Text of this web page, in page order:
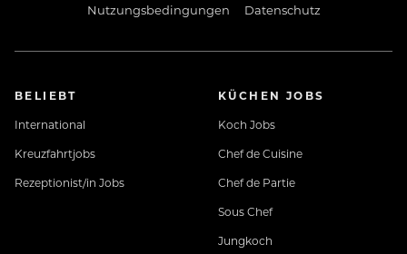
Nutzungsbedingungen
Datenschutz
BELIEBT
International
Kreuzfahrtjobs
Rezeptionist/in Jobs
KÜCHEN JOBS
Koch Jobs
Chef de Cuisine
Chef de Partie
Sous Chef
Jungkoch